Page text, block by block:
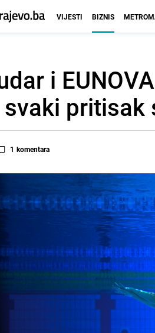
VIJESTI BIZNIS
i
pritisak
1 komentara